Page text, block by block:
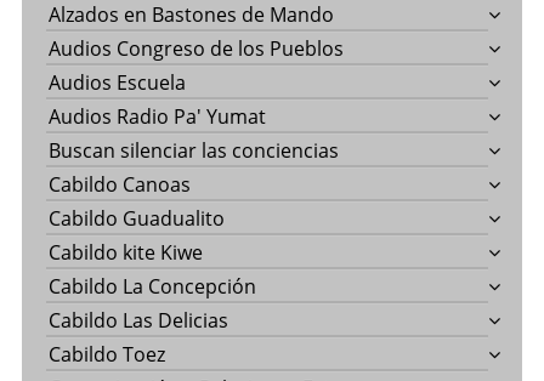
Alzados en Bastones de Mando
Audios Congreso de los Pueblos
Audios Escuela
Audios Radio Pa' Yumat
Buscan silenciar las conciencias
Cabildo Canoas
Cabildo Guadualito
Cabildo kite Kiwe
Cabildo La Concepción
Cabildo Las Delicias
Cabildo Toez